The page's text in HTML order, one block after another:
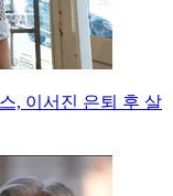
, 이서진 은퇴 후 살